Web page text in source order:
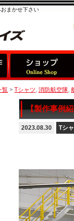
まかせ下さい
覧 > Tシャツ, 消防航空隊,
【製作事例
2023.08.30 Tシ